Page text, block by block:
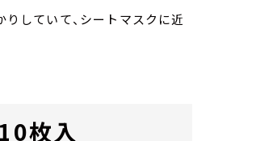
りしていて、シートマスクに近
枚入